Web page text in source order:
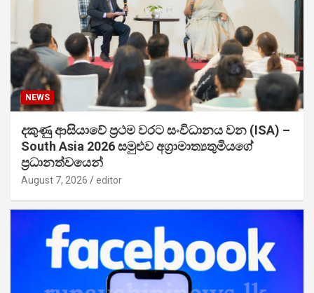
NEWS
දකුණු ආසියාවේ ප්‍රථම වරට සංවිධානය වන (ISA) –
South Asia 2026 සමුළුව අග්‍රාමාත්‍යතුමියගේ
ප්‍රධානත්වයෙන්
August 7, 2026 editor